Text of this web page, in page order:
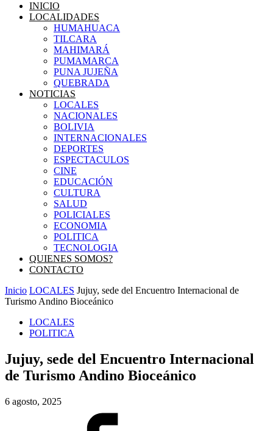
INICIO
LOCALIDADES
HUMAHUACA
TILCARA
MAHIMARÁ
PUMAMARCA
PUNA JUJEÑA
QUEBRADA
NOTICIAS
LOCALES
NACIONALES
BOLIVIA
INTERNACIONALES
DEPORTES
ESPECTACULOS
CINE
EDUCACIÓN
CULTURA
SALUD
POLICIALES
ECONOMIA
POLITICA
TECNOLOGIA
QUIENES SOMOS?
CONTACTO
Inicio LOCALES Jujuy, sede del Encuentro Internacional de
Turismo Andino Bioceánico
LOCALES
POLITICA
Jujuy, sede del Encuentro Internacional
de Turismo Andino Bioceánico
6 agosto, 2025